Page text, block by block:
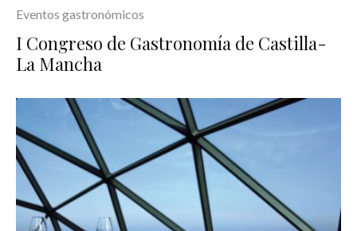
Eventos gastronómicos
I Congreso de Gastronomía de Castilla-
La Mancha